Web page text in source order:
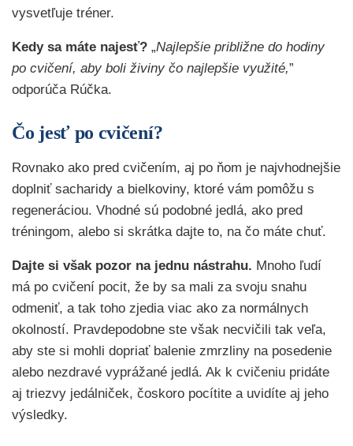
vysvetľuje tréner.
Kedy sa máte najesť? „Najlepšie približne do hodiny
po cvičení, aby boli živiny čo najlepšie využité,”
odporúča Rúčka.
Čo jesť po cvičení?
Rovnako ako pred cvičením, aj po ňom je najvhodnejšie
doplniť sacharidy a bielkoviny, ktoré vám pomôžu s
regeneráciou. Vhodné sú podobné jedlá, ako pred
tréningom, alebo si skrátka dajte to, na čo máte chuť.
Dajte si však pozor na jednu nástrahu. Mnoho ľudí
má po cvičení pocit, že by sa mali za svoju snahu
odmeniť, a tak toho zjedia viac ako za normálnych
okolností. Pravdepodobne ste však necvičili tak veľa,
aby ste si mohli dopriať balenie zmrzliny na posedenie
alebo nezdravé vyprážané jedlá. Ak k cvičeniu pridáte
aj triezvy jedálniček, čoskoro pocítite a uvidíte aj jeho
výsledky.